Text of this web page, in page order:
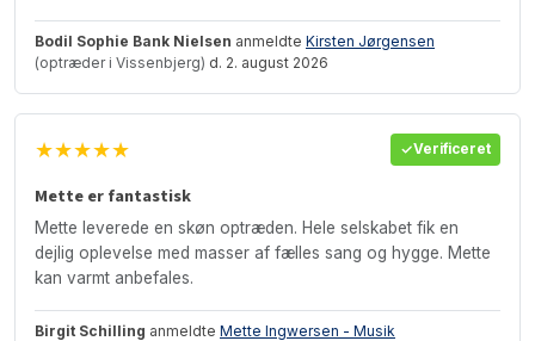
Bodil Sophie Bank Nielsen anmeldte Kirsten Jørgensen
(optræder i Vissenbjerg) d. 2. august 2026
★★★★★ Verificeret
Mette er fantastisk
Mette leverede en skøn optræden. Hele selskabet fik en
dejlig oplevelse med masser af fælles sang og hygge. Mette
kan varmt anbefales.
Birgit Schilling anmeldte Mette Ingwersen - Musik